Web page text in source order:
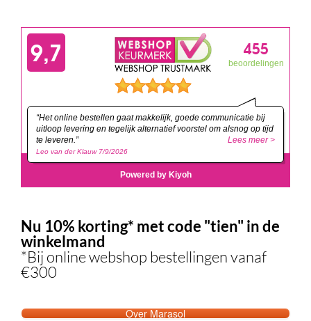
Nu 10% korting* met code "tien" in de
winkelmand
*Bij online webshop bestellingen vanaf
€300
Over Marasol